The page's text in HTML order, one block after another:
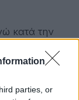
parties, or
κατά την
Edition